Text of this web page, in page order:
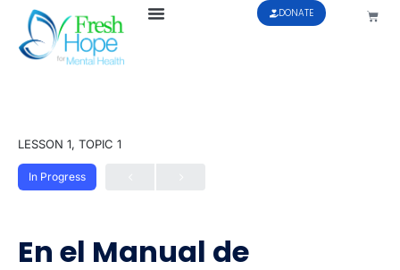
DONATE
LESSON 1, TOPIC 1
In Progress
En el Manual de